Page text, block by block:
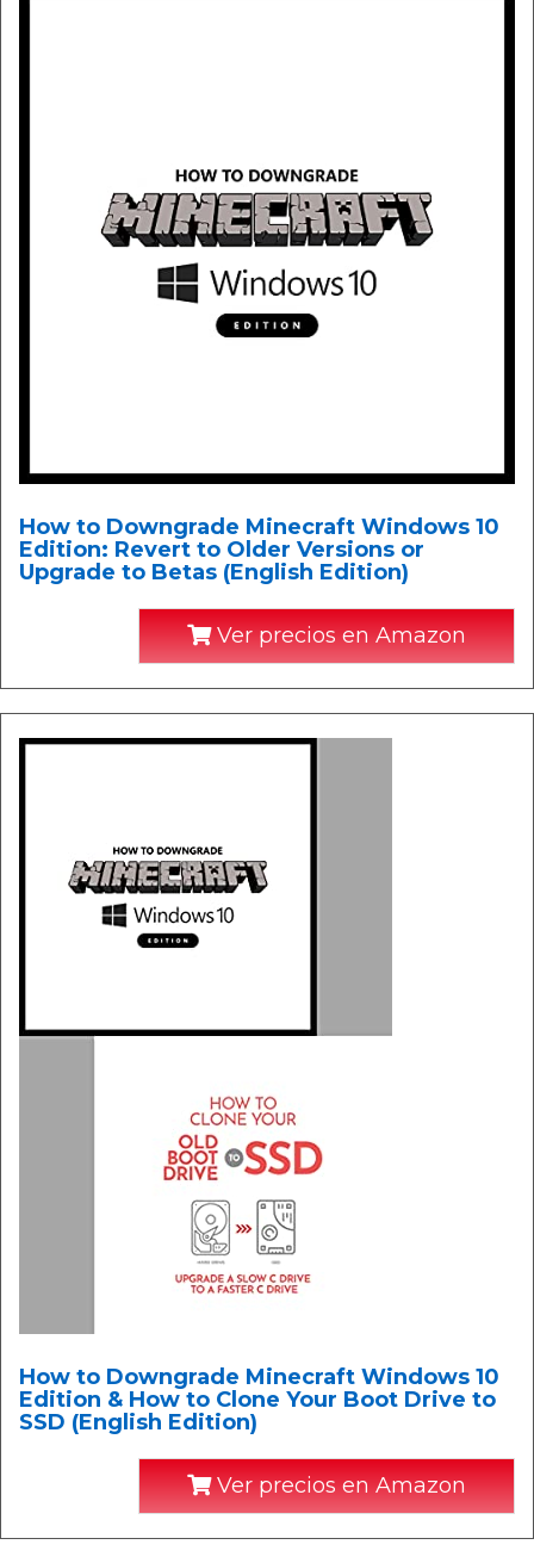
How to Downgrade Minecraft Windows 10
Edition: Revert to Older Versions or
Upgrade to Betas (English Edition)
Ver precios en Amazon
How to Downgrade Minecraft Windows 10
Edition & How to Clone Your Boot Drive to
SSD (English Edition)
Ver precios en Amazon